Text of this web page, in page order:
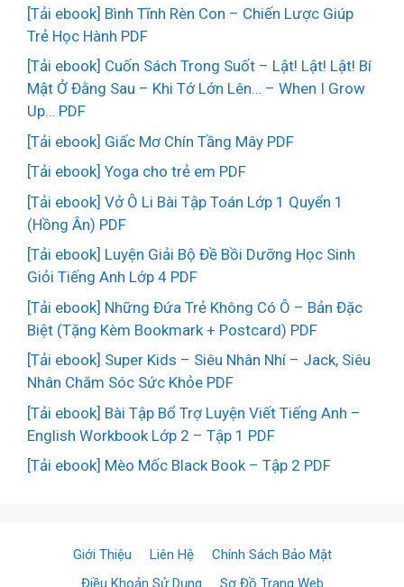
[Tải ebook] Bình Tĩnh Rèn Con – Chiến Lược Giúp
Trẻ Học Hành PDF
[Tải ebook] Cuốn Sách Trong Suốt – Lật! Lật! Lật! Bí
Mật Ở Đằng Sau – Khi Tớ Lớn Lên… – When I Grow
Up… PDF
[Tải ebook] Giấc Mơ Chín Tầng Mây PDF
[Tải ebook] Yoga cho trẻ em PDF
[Tải ebook] Vở Ô Li Bài Tập Toán Lớp 1 Quyển 1
(Hồng Ân) PDF
[Tải ebook] Luyện Giải Bộ Đề Bồi Dưỡng Học Sinh
Giỏi Tiếng Anh Lớp 4 PDF
[Tải ebook] Những Đứa Trẻ Không Có Ô – Bản Đặc
Biệt (Tặng Kèm Bookmark + Postcard) PDF
[Tải ebook] Super Kids – Siêu Nhân Nhí – Jack, Siêu
Nhân Chăm Sóc Sức Khỏe PDF
[Tải ebook] Bài Tập Bổ Trợ Luyện Viết Tiếng Anh –
English Workbook Lớp 2 – Tập 1 PDF
[Tải ebook] Mèo Mốc Black Book – Tập 2 PDF
Giới Thiệu Liên Hệ
Chính Sách Bảo Mật
Điều Khoản Sử Dụng
Sơ Đồ Trang Web